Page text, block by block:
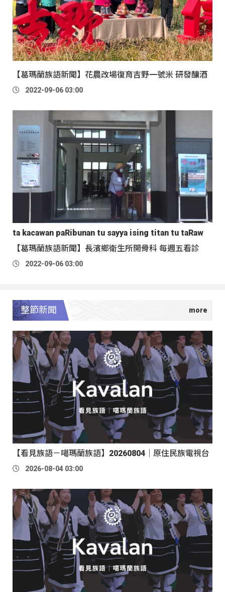
【葛瑪蘭族語新聞】花農改場復育吉野一號米 研發釀酒
2022-09-06 03:00
ta kacawan paRibunan tu sayya ising titan tu taRaw
【葛瑪蘭族語新聞】長濱鄉衛生所開骨科 每週五看診
2022-09-06 03:00
整節新聞
【看見族語－噶瑪蘭族語】20260804｜原住民族電視台
2026-08-04 03:00